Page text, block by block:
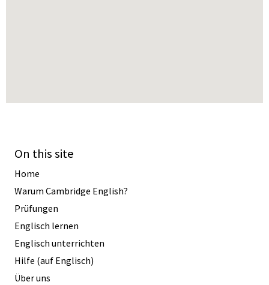
On this site
Home
Warum Cambridge English?
Prüfungen
Englisch lernen
Englisch unterrichten
Hilfe (auf Englisch)
Über uns